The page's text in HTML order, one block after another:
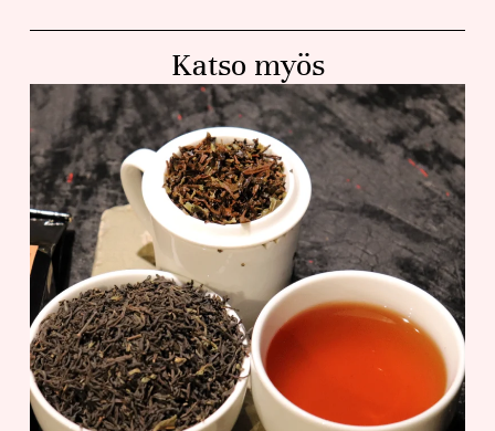
Katso myös